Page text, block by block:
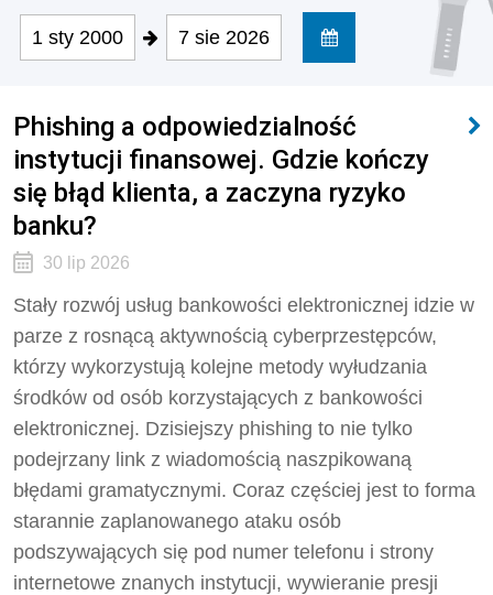
1 sty 2000 7 sie 2026
Phishing a odpowiedzialność
instytucji finansowej. Gdzie kończy
się błąd klienta, a zaczyna ryzyko
banku?
30 lip 2026
Stały rozwój usług bankowości elektronicznej idzie w
parze z rosnącą aktywnością cyberprzestępców,
którzy wykorzystują kolejne metody wyłudzania
środków od osób korzystających z bankowości
elektronicznej. Dzisiejszy phishing to nie tylko
podejrzany link z wiadomością naszpikowaną
błędami gramatycznymi. Coraz częściej jest to forma
starannie zaplanowanego ataku osób
podszywających się pod numer telefonu i strony
internetowe znanych instytucji, wywieranie presji